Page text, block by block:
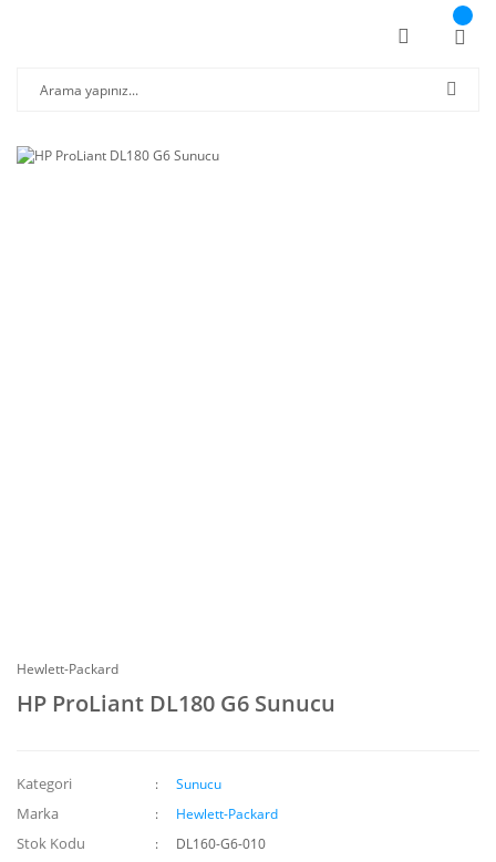
Hewlett-Packard
HP ProLiant DL180 G6 Sunucu
Kategori Sunucu
Marka Hewlett-Packard
Stok Kodu DL160-G6-010